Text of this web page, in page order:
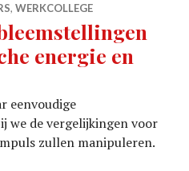
,WERKCOLLEGE
energie en
eenvoudige
we de vergelijkingen voor
zullen manipuleren.
over